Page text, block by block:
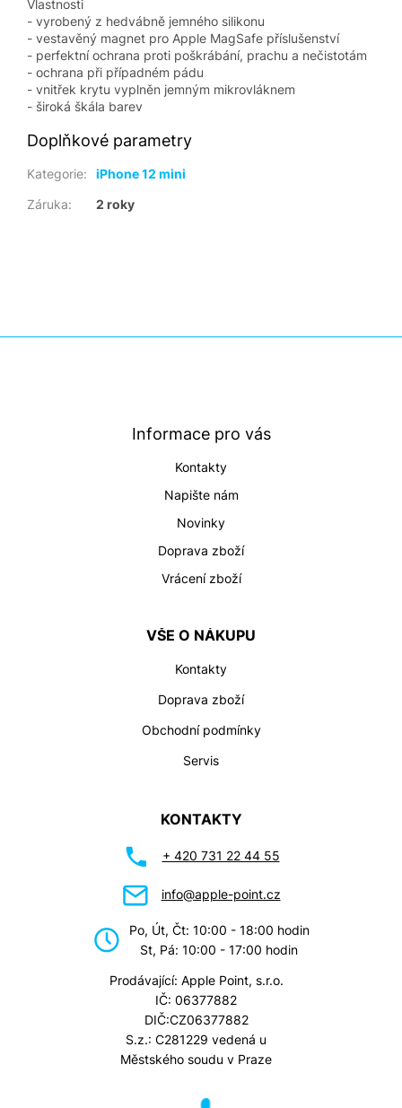
Vlastnosti
- vyrobený z hedvábně jemného silikonu
- vestavěný magnet pro Apple MagSafe příslušenství
- perfektní ochrana proti poškrábání, prachu a nečistotám
- ochrana při případném pádu
- vnitřek krytu vyplněn jemným mikrovláknem
- široká škála barev
Doplňkové parametry
Kategorie:
iPhone 12 mini
Záruka: 2 roky
Informace pro vás
Kontakty
Napište nám
Novinky
Doprava zboží
Vrácení zboží
VŠE O NÁKUPU
Kontakty
Doprava zboží
Obchodní podmínky
Servis
KONTAKTY
+ 420 731 22 44 55
info@apple-point.cz
Po, Út, Čt: 10:00 - 18:00 hodin
St, Pá: 10:00 - 17:00 hodin
Prodávající: Apple Point, s.r.o.
IČ: 06377882
DIČ:CZ06377882
S.z.: C281229 vedená u
Městského soudu v Praze